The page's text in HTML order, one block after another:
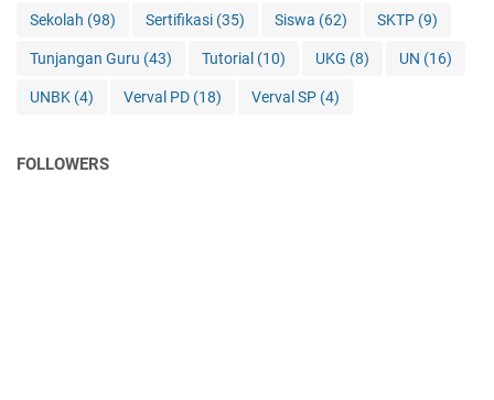
Sekolah (98) Sertifikasi (35) Siswa (62) SKTP (9)
Tunjangan Guru (43) Tutorial (10) UKG (8) UN (16)
UNBK (4) Verval PD (18) Verval SP (4)
FOLLOWERS